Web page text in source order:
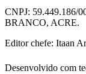
CNPJ: 59.449.186/
BRANCO, ACRE.
Editor chefe: Itaan
Desenvolvido com